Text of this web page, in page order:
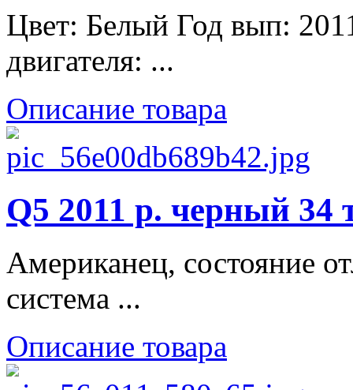
Цвет: Белый Год вып:
двигателя: ...
Описание товара
Q5 2011 р. черный 34
Американец, состояние
система ...
Описание товара